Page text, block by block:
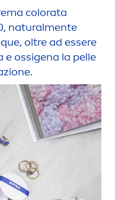
colorata
naturalmente
oltre ad essere
ossigena la pelle